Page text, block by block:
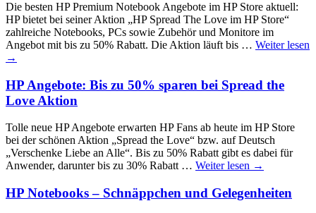
Die besten HP Premium Notebook Angebote im HP Store aktuell:
HP bietet bei seiner Aktion „HP Spread The Love im HP Store“
zahlreiche Notebooks, PCs sowie Zubehör und Monitore im
Angebot mit bis zu 50% Rabatt. Die Aktion läuft bis … Weiter lesen
→
HP Angebote: Bis zu 50% sparen bei Spread the
Love Aktion
Tolle neue HP Angebote erwarten HP Fans ab heute im HP Store
bei der schönen Aktion „Spread the Love“ bzw. auf Deutsch
„Verschenke Liebe an Alle“. Bis zu 50% Rabatt gibt es dabei für
Anwender, darunter bis zu 30% Rabatt … Weiter lesen →
HP Notebooks – Schnäppchen und Gelegenheiten